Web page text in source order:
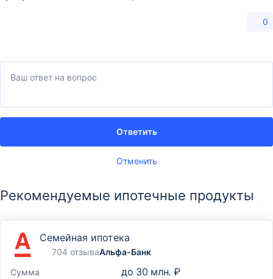
0
Отменить
Ответить
Рекомендуемые ипотечные продукты
Семейная ипотека
704 отзываАльфа-Банк
Сумма
до 30 млн. ₽